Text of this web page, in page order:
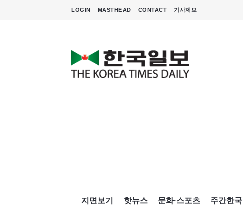
LOGIN MASTHEAD CONTACT 기사제보
지면보기 핫뉴스 문화·스포츠 주간한국